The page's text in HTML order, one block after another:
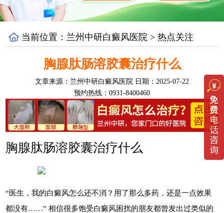
当前位置： 兰州中研白癜风医院 >热点关注
胸腺肽肠溶胶囊治疗什么
文章来源： 兰州中研白癜风医院 日期：2025-07-22
预约热线：0931-8400460
胸腺肽肠溶胶囊治疗什么
“医生，我的白癜风怎么还不消？用了那么多药，还是一点效果
都没有……” 相信很多饱受白癜风困扰的朋友都曾发出过类似的